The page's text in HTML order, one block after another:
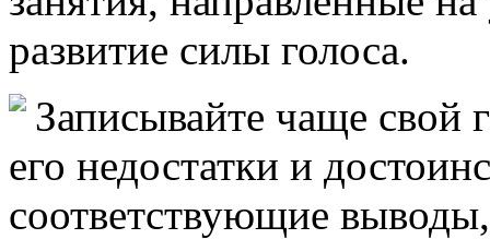
развитие силы голоса.
Записывайте чаще свой
его недостатки и
соответствующие